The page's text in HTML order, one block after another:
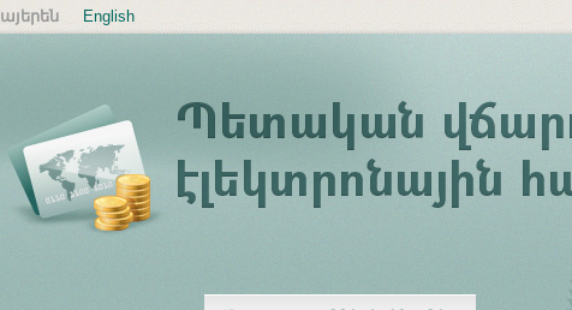
English